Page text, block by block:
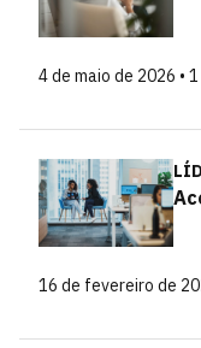
4 de maio de 2026 •
16 de fevereiro de